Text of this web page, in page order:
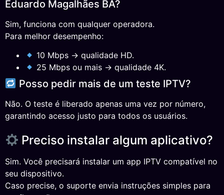
Eduardo Magalhães BA?
Sim, funciona com qualquer operadora.
Para melhor desempenho:
10 Mbps → qualidade HD.
25 Mbps ou mais → qualidade 4K.
Posso pedir mais de um teste IPTV?
Não. O teste é liberado apenas uma vez por número,
garantindo acesso justo para todos os usuários.
Preciso instalar algum aplicativo?
Sim. Você precisará instalar um app IPTV compatível no
seu dispositivo.
Caso precise, o suporte envia instruções simples para